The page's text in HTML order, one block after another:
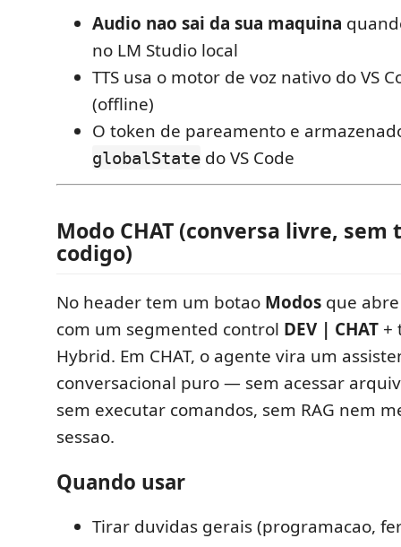
Audio nao sai da sua maquina
no LM Studio local
TTS usa o motor de voz nativo do VS
(offline)
O token de pareamento e
globalState do VS Code
Modo CHAT (conversa livre, sem
codigo)
No header tem um botao Modos que
com um segmented control DEV | CHAT +
Hybrid. Em CHAT, o agente vira um
conversacional puro — sem acessar
sem executar comandos, sem RAG nem
sessao.
Quando usar
Tirar duvidas gerais (programacao,